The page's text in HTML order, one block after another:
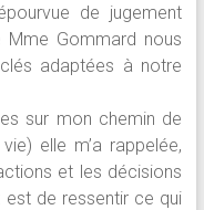
de jugement
Gommard nous
adaptées à notre
sur mon chemin de
elle m’a rappelée,
et les décisions
est de ressentir ce qui